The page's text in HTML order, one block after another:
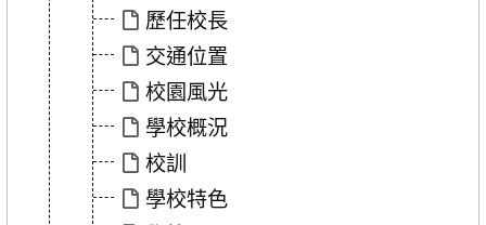
歷任校長
交通位置
校園風光
學校概況
校訓
學校特色